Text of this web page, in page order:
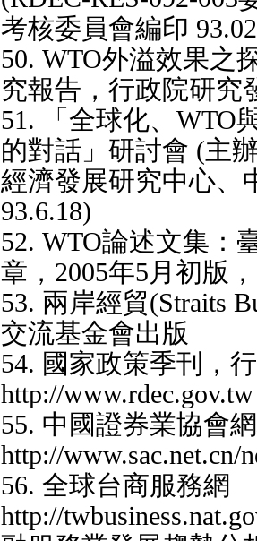
考核委員會編印
50. WTO外溢效果之
究報告，行政院研究
51. 「全球化、WTO
的對話」研討會 (主
經濟發展研究中心、
93.6.18)
52. WTO論述文集：
章，2005年5月初版
53. 兩岸經貿(Straits
交流基金會出版
54. 國家政策季刊，
http://www.rdec.gov.tw
55. 中國證券業協會
http://www.sac.net.cn/
56. 全球台商服務網
http://